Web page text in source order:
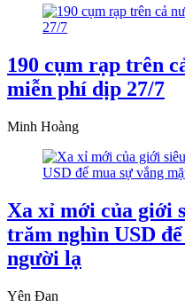
190 cụm rạp trên
miễn phí dịp 27/7
Minh Hoàng
Xa xỉ mới của giới
trăm nghìn USD
người lạ
Yên Đan